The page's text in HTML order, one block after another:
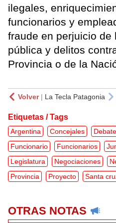
ilegales,
funcionarios y
fraude en perjuicio de
pública y delitos
Provincia o de la
Volver| La Tecla Patagonia
Etiquetas / Tags
Argentina Concejales Debate
Funcionario
Funcionarios
Legislatura
Negociaciones
Provincia
Proyecto Santa
OTRAS NOTAS